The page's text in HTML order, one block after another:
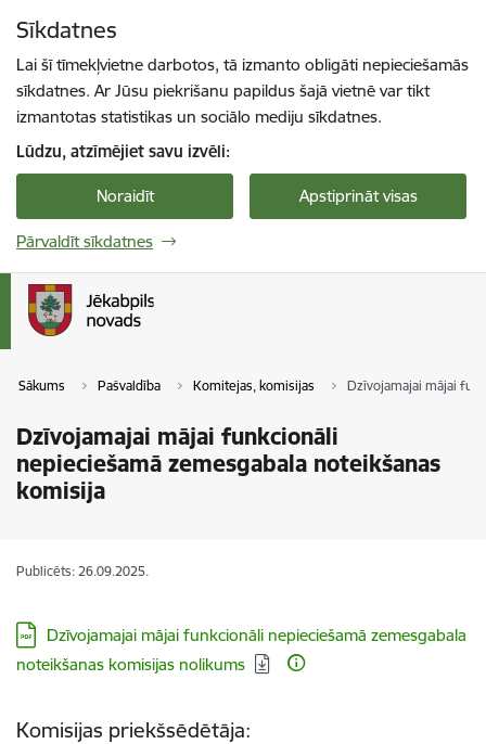
Sīkdatnes
Lai šī tīmekļvietne darbotos, tā izmanto obligāti nepieciešamās
sīkdatnes. Ar Jūsu piekrišanu papildus šajā vietnē var tikt
izmantotas statistikas un sociālo mediju sīkdatnes.
Lūdzu, atzīmējiet savu izvēli:
Noraidīt Apstiprināt visas
Pārvaldīt sīkdatnes
Sākums Pašvaldība Komitejas, komisijas Dzīvojamajai mājai
Dzīvojamajai mājai funkcionāli
nepieciešamā zemesgabala noteikšanas
komisija
Publicēts: 26.09.2025.
Lejupielādēt:
Dzīvojamajai mājai funkcionāli nepieciešamā zemesgabala
noteikšanas komisijas nolikums
Komisijas priekšsēdētāja: